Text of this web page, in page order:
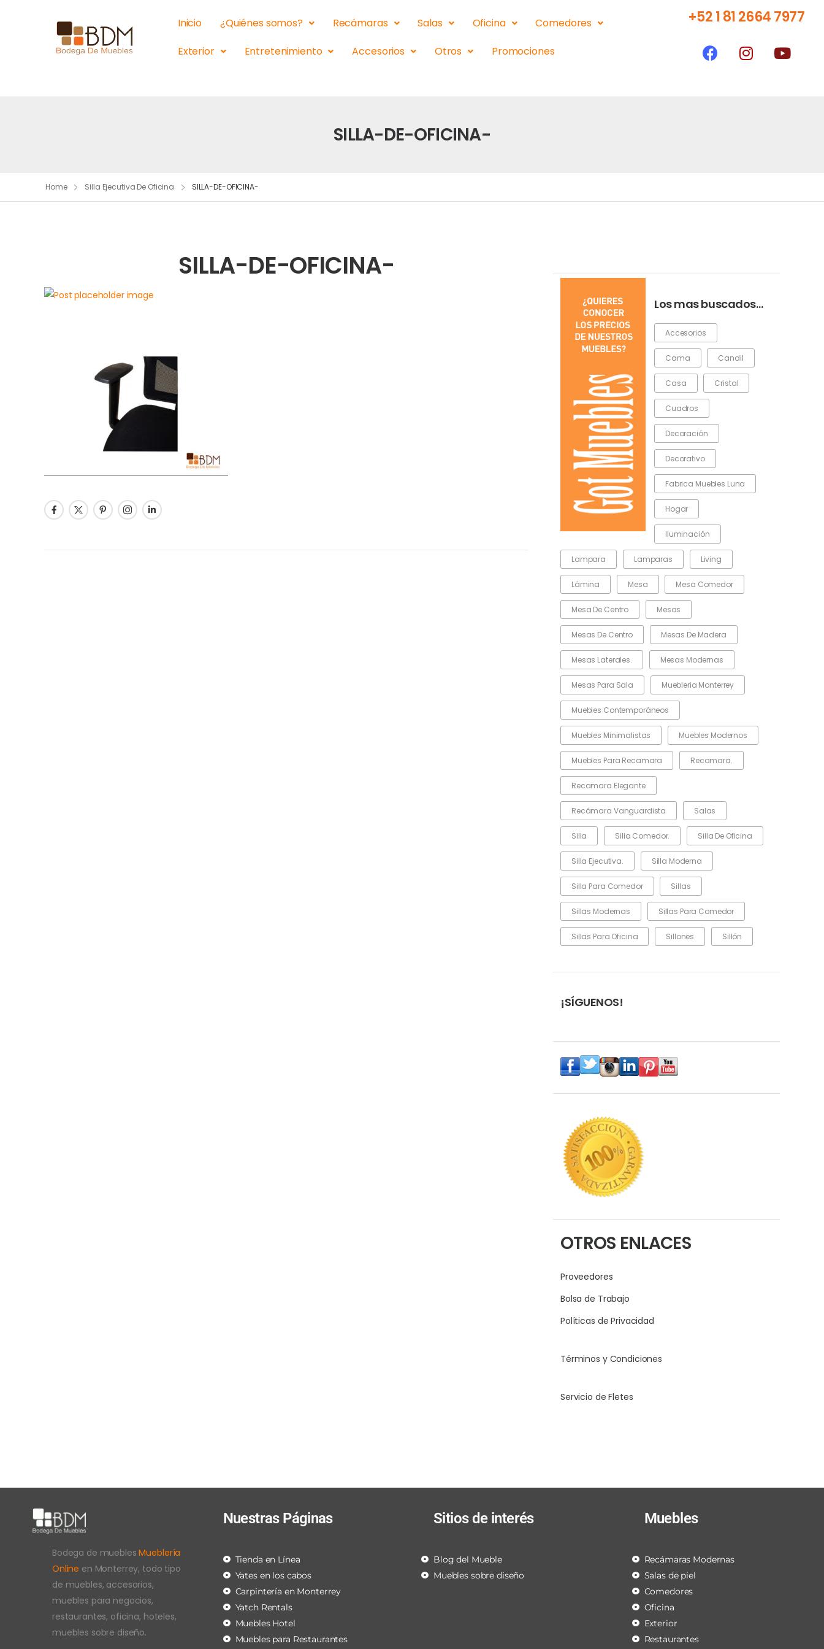
Inicio ¿Quiénes somos? Recámaras Salas Oficina
Comedores
Exterior
Entretenimiento Accesorios Otros Promociones
+52 1 81 2664 7977
SILLA-DE-OFICINA-
Home Silla Ejecutiva De Oficina SILLA-DE-OFICINA-
Los mas buscados…
Accesorios
Cama Candil
Casa Cristal
Cuadros
Decoración
Decorativo
Fabrica Muebles Luna
Hogar
Iluminación
Lampara Lamparas Living
Lámina Mesa Mesa Comedor
Mesa De Centro Mesas
Mesas De Centro Mesas De Madera
Mesas Laterales. Mesas Modernas
Mesas Para Sala Muebleria Monterrey
Muebles Contemporáneos
Muebles Minimalistas Muebles Modernos
Muebles Para Recamara Recamara.
Recamara Elegante
Recámara Vanguardista Salas
Silla Silla Comedor. Silla De Oficina
Silla Ejecutiva. Silla Moderna
Silla Para Comedor Sillas
Sillas Modernas Sillas Para Comedor
Sillas Para Oficina Sillones Sillón
¡SÍGUENOS!
OTROS ENLACES
Proveedores
Bolsa de Trabajo
Políticas de Privacidad
Términos y Condiciones
Servicio de Fletes
SILLA-DE-OFICINA-
Bodega de mueblesMueblería
Online en Monterrey, todo tipo
de muebles, accesorios,
muebles para negocios,
restaurantes, oficina, hoteles,
muebles sobre diseño.
Nuestras Páginas
Tienda en Línea
Yates en los cabos
Carpintería en Monterrey
Yatch Rentals
Muebles Hotel
Muebles para Restaurantes
Sitios de interés
Blog del Mueble
Muebles sobre diseño
Muebles
Recámaras Modernas
Salas de piel
Comedores
Oficina
Exterior
Restaurantes